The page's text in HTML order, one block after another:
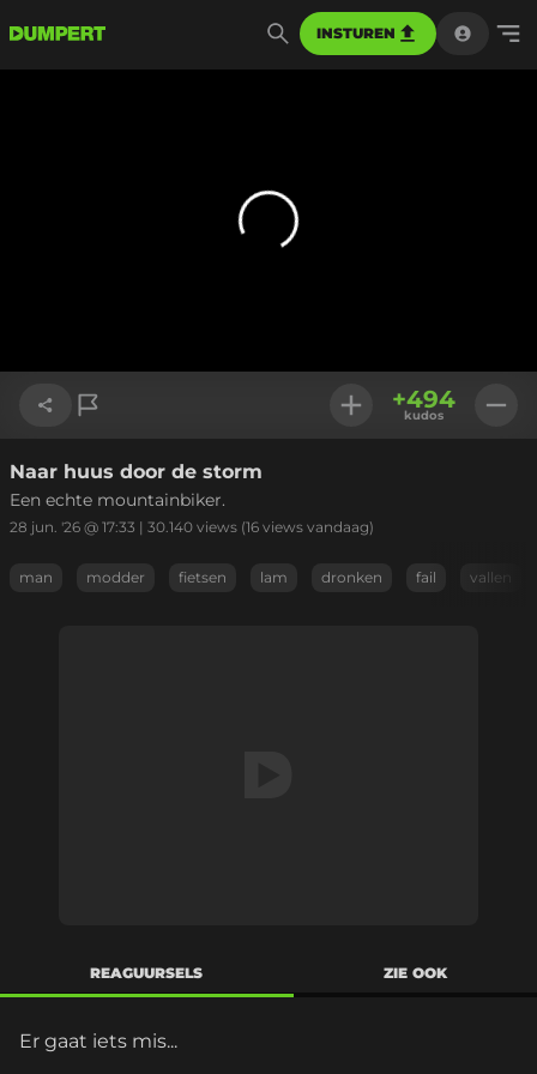
INSTUREN
Link kopiëren
+494
kudos
Naar huus door de storm
Een echte mountainbiker.
28 jun. '26 @ 17:33 | 30.140 views (16 views vandaag)
man modder fietsen lam dronken fail vallen
REAGUURSELS ZIE OOK
Er gaat iets mis...